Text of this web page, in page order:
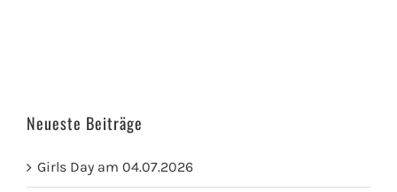
Neueste Beiträge
Girls Day am 04.07.2026